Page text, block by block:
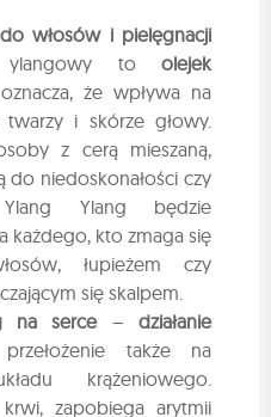
włosów i pielęgnacji
to olejek
że wpływa na
i skórze głowy.
z cerą mieszaną,
do niedoskonałości czy
Ylang będzie
każdego, kto zmaga się
łupieżem czy
się skalpem.
na serce–działanie
także na
krążeniowego.
zapobiega arytmii